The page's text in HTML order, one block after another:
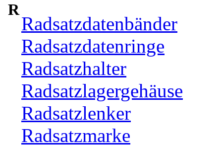
R
Radsatzdatenbänder
Radsatzdatenringe
Radsatzhalter
Radsatzlagergehäuse
Radsatzlenker
Radsatzmarke